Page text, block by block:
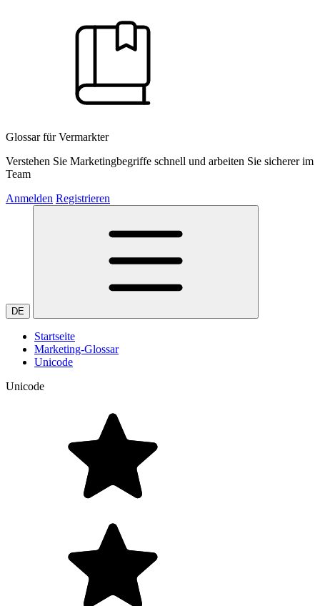
Glossar für Vermarkter
Verstehen Sie Marketingbegriffe schnell und arbeiten Sie sicherer im
Team
Anmelden Registrieren
DE
Startseite
Marketing-Glossar
Unicode
Unicode